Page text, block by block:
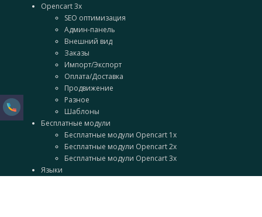
Opencart 3x
SEO оптимизация
Админ-панель
Внешний вид
Заказы
Импорт/Экспорт
Оплата/Доставка
Продвижение
Разное
Шаблоны
Бесплатные модули
Бесплатные модули Opencart 1x
Бесплатные модули Opencart 2x
Бесплатные модули Opencart 3x
Языки